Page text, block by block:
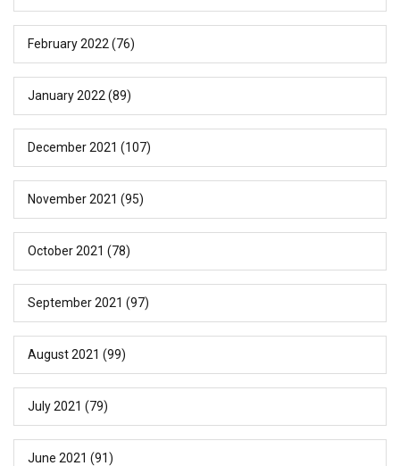
February 2022 (76)
January 2022 (89)
December 2021 (107)
November 2021 (95)
October 2021 (78)
September 2021 (97)
August 2021 (99)
July 2021 (79)
June 2021 (91)